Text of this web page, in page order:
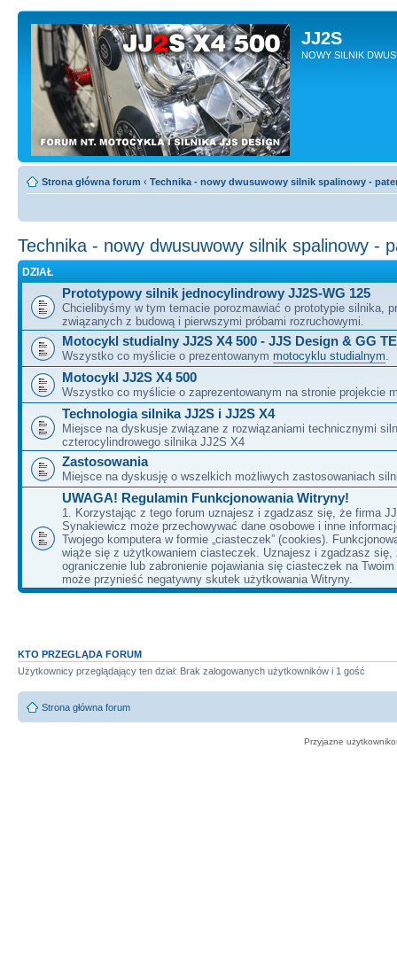
JJ2S
NOWY SILNIK
Strona główna forum ‹ Technika - nowy dwusuwowy silnik spalinowy -
Technika - nowy dwusuwowy silnik spalinowy -
DZIAŁ
Prototypowy silnik jednocylindrowy JJ2S-WG 125
Chcielibyśmy w tym temacie porozmawiać o prototypie silnika,
związanych z budową i pierwszymi próbami rozruchowymi.
Motocykl studialny JJ2S X4 500 - JJS Design & GG
Wszystko co myślicie o prezentowanym motocyklu studialnym.
Motocykl JJ2S X4 500
Wszystko co myślicie o zaprezentowanym na stronie projekcie
Technologia silnika JJ2S i JJ2S X4
Miejsce na dyskusje związane z rozwiązaniami technicznymi
czterocylindrowego silnika JJ2S X4
Zastosowania
Miejsce na dyskusję o wszelkich możliwych zastosowaniach
UWAGA! Regulamin Funkcjonowania Witryny!
1. Korzystając z tego forum uznajesz i zgadzasz się, że firma
Synakiewicz może przechowywać dane osobowe i inne
Twojego komputera w formie „ciasteczek” (cookies).
wiąże się z użytkowaniem ciasteczek. Uznajesz i zgadzasz się,
ograniczenie lub zabronienie pojawiania się ciasteczek na
może przynieść negatywny skutek użytkowania Witryny.
KTO PRZEGLĄDA FORUM
Użytkownicy przeglądający ten dział: Brak zalogowanych użytkowników i 1 gość
Strona główna forum
Przyjazne